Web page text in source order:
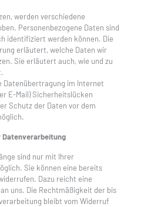
werden verschiedene
Personenbezogene Daten sind
identifiziert werden können. Die
erläutert, welche Daten wir
Sie erläutert auch, wie und zu
Datenübertragung im Internet
E-Mail) Sicherheitslücken
Schutz der Daten vor dem
Datenverarbeitung
sind nur mit Ihrer
Sie können eine bereits
Dazu reicht eine
uns. Die Rechtmäßigkeit der bis
bleibt vom Widerruf